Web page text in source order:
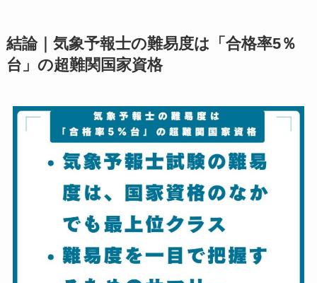
結論｜気象予報士の難易度は「合格率5％
台」の超難関国家資格